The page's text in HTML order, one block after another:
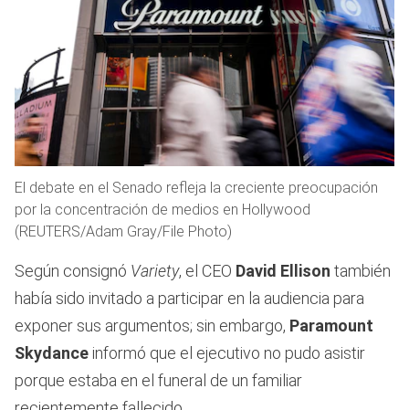
El debate en el Senado refleja la creciente preocupación
por la concentración de medios en Hollywood
(REUTERS/Adam Gray/File Photo)
Según consignó Variety, el CEO David Ellison también
había sido invitado a participar en la audiencia para
exponer sus argumentos; sin embargo, Paramount
Skydance informó que el ejecutivo no pudo asistir
porque estaba en el funeral de un familiar